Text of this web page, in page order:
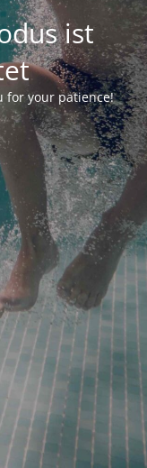
ist
for your patience!